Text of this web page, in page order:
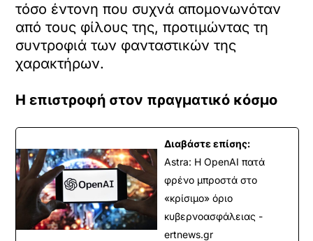
τόσο έντονη που συχνά απομονωνόταν
από τους φίλους της, προτιμώντας τη
συντροφιά των φανταστικών της
χαρακτήρων.
H επιστροφή στον πραγματικό κόσμο
Διαβάστε επίσης:
Astra: Η OpenAI πατά
φρένο μπροστά στο
«κρίσιμο» όριο
κυβερνοασφάλειας -
ertnews.gr